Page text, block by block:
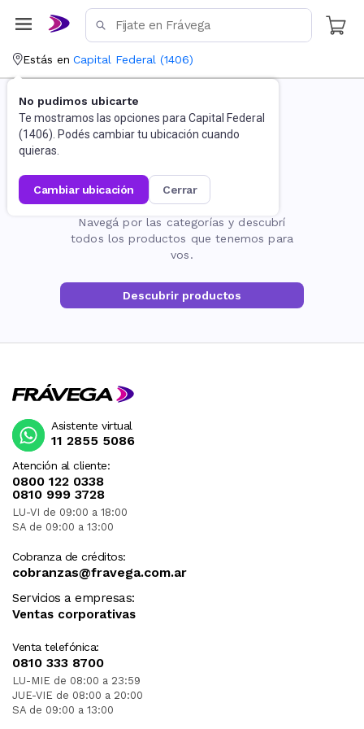
Estás en Capital Federal (1406)
No pudimos ubicarte
Te mostramos las opciones para Capital Federal
(1406). Podés cambiar tu ubicación cuando
quieras.
cambiar ubicación cerrar
La página no existe
Navegá por las categorías y descubrí
todos los productos que tenemos para
vos.
Descubrir productos
Atención al cliente:
0800 122 0338
0810 999 3728
LU-VI de 09:00 a 18:00
SA de 09:00 a 13:00
Cobranza de créditos:
cobranzas@fravega.com.ar
Servicios a empresas:
Ventas corporativas
Venta telefónica:
0810 333 8700
LU-MIE de 08:00 a 23:59
JUE-VIE de 08:00 a 20:00
SA de 09:00 a 13:00
Asistente virtual
11 2855 5086